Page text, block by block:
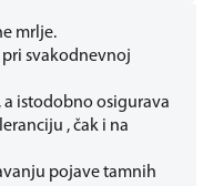
mrlje.
pri svakodnevnoj
istodobno osigurava
, čak i na
pojave tamnih